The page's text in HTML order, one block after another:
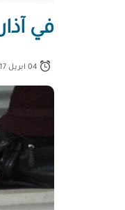
في